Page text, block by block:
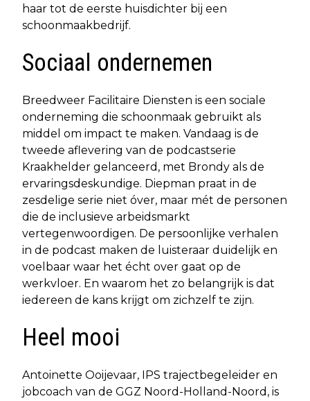
haar tot de eerste huisdichter bij een
schoonmaakbedrijf.
Sociaal ondernemen
Breedweer Facilitaire Diensten is een sociale
onderneming die schoonmaak gebruikt als
middel om impact te maken. Vandaag is de
tweede aflevering van de podcastserie
Kraakhelder gelanceerd, met Brondy als de
ervaringsdeskundige. Diepman praat in de
zesdelige serie niet óver, maar mét de personen
die de inclusieve arbeidsmarkt
vertegenwoordigen. De persoonlijke verhalen
in de podcast maken de luisteraar duidelijk en
voelbaar waar het écht over gaat op de
werkvloer. En waarom het zo belangrijk is dat
iedereen de kans krijgt om zichzelf te zijn.
Heel mooi
Antoinette Ooijevaar, IPS trajectbegeleider en
jobcoach van de GGZ Noord-Holland-Noord, is